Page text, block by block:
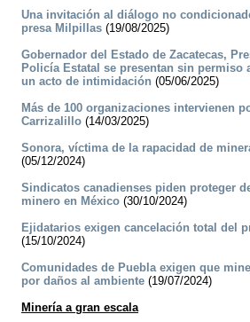
Una invitación al diálogo no
presa Milpillas (19/08/2025)
Gobernador del Estado de Zacatecas,
Policía Estatal se presentan sin permiso
un acto de intimidación (05/06/2025)
Más de 100 organizaciones intervienen
Carrizalillo (14/03/2025)
Sonora, víctima de la rapacidad de
(05/12/2024)
Sindicatos canadienses piden proteger
minero en México (30/10/2024)
Ejidatarios exigen cancelación total del
(15/10/2024)
Comunidades de Puebla exigen que
por daños al ambiente (19/07/2024)
Minería a gran escala